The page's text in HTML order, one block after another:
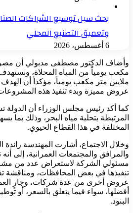
بحث سبل توسيع الشراكات
وتعميق التصنيع المحلي
6 أغسطس، 2026
ملايين متر مكعب يومياً، مؤكداً أن
عروض مميزة وبدء تنفيذ هذه
كما أكد رئيس مجلس الوزراء أن
المرتبطة بتحلية مياه البحر، وذلك بما
المختلفة في هذا القطاع الحيوي.
وخلال الاجتماع، أشارت المهندسة راندة
والمرافق والمجتمعات العمرانية، إلى
مسئولي الشركة لاستعراض عدد من
تنفيذها في بعض المحافظات، ومناقشة
عروض أخرى من عدة شركات، وجارٍ
أفضلها، سواء فيما يتعلق بالسعر، أو
البنود.